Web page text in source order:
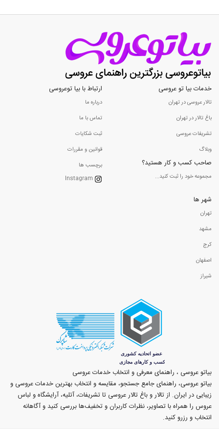
خدمات بیا تو عروسی
تالار عروسی در تهران
باغ تالار در تهران
تشریفات عروسی
وبلاگ
صاحب کسب و کار هستید؟
مجموعه خود را ثبت کنید...
ارتباط با بیا توعروسی
درباره ما
تماس با ما
ثبت شکایات
قوانین و مقررات
برچسب ها
Instagram
شهر ها
تهران
مشهد
کرج
اصفهان
شیراز
بیاتو عروسی ، راهنمای معرفی و انتخاب خدمات عروسی
بیاتو عروسی، راهنمای جامع جستجو، مقایسه و انتخاب بهترین خدمات عروسی و
زیبایی در ایران. از تالار و باغ تالار عروسی تا تشریفات، آتلیه، آرایشگاه و لباس
عروس را همراه با تصاویر، نظرات کاربران و تخفیف‌ها بررسی کنید و آگاهانه
انتخاب و رزرو کنید.